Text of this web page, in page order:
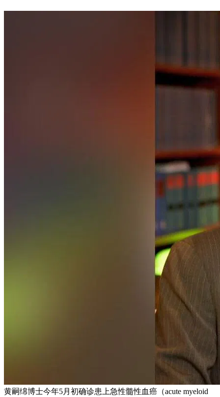
黄嗣绵博士今年5月初确诊患上急性髓性血癌（acute myeloid